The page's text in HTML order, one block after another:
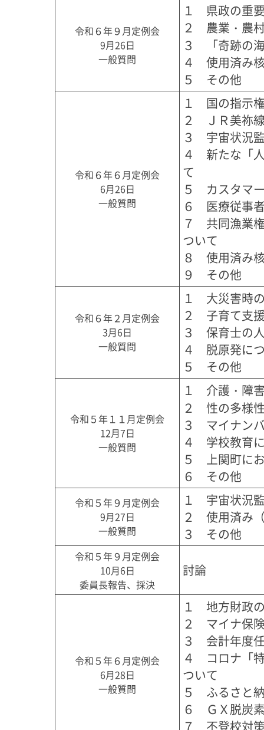
令和６年９月定例会
9月26日
一般質問
１　県政の重
２　農業・農
３　「奇跡の
４　使用済み
５　その他
令和６年６月定例会
6月26日
一般質問
１　国の指示
２　ＪＲ美祢
３　宇宙状況
４　新たな「
て
５　カスタマ
６　医療従事
７　共同漁業
ついて
８　使用済み
９　その他
令和６年２月定例会
3月6日
一般質問
１　大災害時
２　子育て支
３　保育士の
４　脱原発に
５　その他
令和５年１１月定例会
12月7日
一般質問
１　介護・障
２　性の多様
３　マイナン
４　学校教育
５　上関町に
６　その他
令和５年９月定例会
9月27日
一般質問
１　宇宙状況
２　使用済み
３　その他
令和５年９月定例会
10月6日
委員長報告、採決
討論
令和５年６月定例会
6月28日
一般質問
１　地方財政
２　マイナ保
３　会計年度
４　コロナ「
ついて
５　ふるさと
６　ＧＸ脱炭
７　不登校対